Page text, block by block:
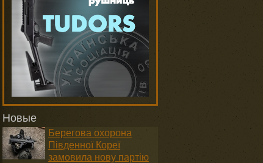
Новые
Берегова охорона
Південної Кореї
замовила нову партію